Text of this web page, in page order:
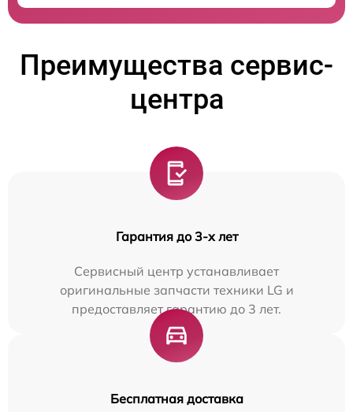
Преимущества сервис-
центра
Гарантия до 3-х лет
Сервисный центр устанавливает
оригинальные запчасти техники LG и
предоставляет гарантию до 3 лет.
Бесплатная доставка